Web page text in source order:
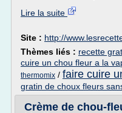
Lire la suite
Site : http://
Thèmes liés : recette
cuire un chou fleur a la
thermomix / faire cuire
gratin de choux fleurs
Crème de chou-